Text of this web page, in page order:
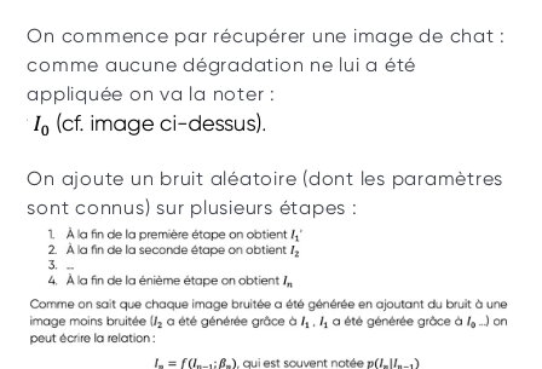
On commence par récupérer une image de chat :
comme aucune dégradation ne lui a été
appliquée on va la noter :
On ajoute un bruit aléatoire (dont les paramètres
sont connus) sur plusieurs étapes :